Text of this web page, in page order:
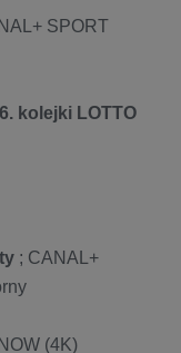
SPORT
kolejki LOTTO
; CANAL+
(4K)